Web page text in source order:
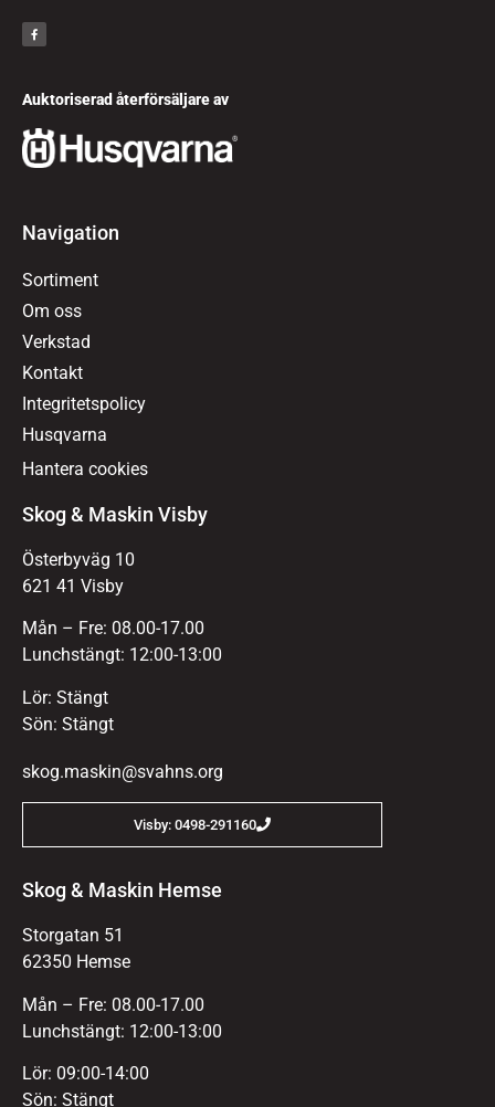
Auktoriserad återförsäljare av
Navigation
Sortiment
Om oss
Verkstad
Kontakt
Integritetspolicy
Husqvarna
Hantera cookies
Skog & Maskin Visby
Österbyväg 10
621 41 Visby
Mån – Fre: 08.00-17.00
Lunchstängt: 12:00-13:00
Lör: Stängt
Sön: Stängt
skog.maskin@svahns.org
Visby: 0498-291160
Skog & Maskin Hemse
Storgatan 51
62350 Hemse
Mån – Fre: 08.00-17.00
Lunchstängt: 12:00-13:00
Lör: 09:00-14:00
Sön: Stängt